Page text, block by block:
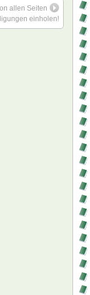
allen Seiten
einholen!